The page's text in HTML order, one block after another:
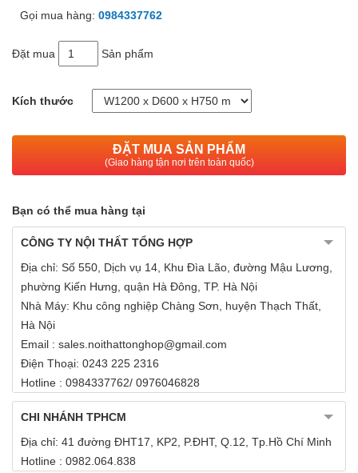
Gọi mua hàng: 0984337762
Đặt mua Sản phẩm
Kích thước
ĐẶT MUA SẢN PHẨM
(Giao hàng tận nơi trên toàn quốc)
Bạn có thể mua hàng tại
CÔNG TY NỘI THẤT TỔNG HỢP
Địa chỉ: Số 550, Dịch vụ 14, Khu Đìa Lão, đường Mậu Lương,
phường Kiến Hưng, quận Hà Đông, TP. Hà Nội
Nhà Máy: Khu công nghiệp Chàng Sơn, huyện Thạch Thất,
Hà Nội
Email : sales.noithattonghop@gmail.com
Điện Thoại: 0243 225 2316
Hotline : 0984337762/ 0976046828
CHI NHÁNH TPHCM
Địa chỉ: 41 đường ĐHT17, KP2, P.ĐHT, Q.12, Tp.Hồ Chí Minh
Hotline : 0982.064.838